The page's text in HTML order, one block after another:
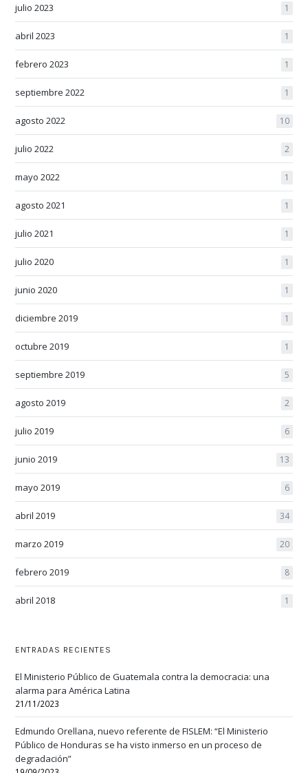
julio 2023 1
abril 2023 1
febrero 2023 1
septiembre 2022 1
agosto 2022 10
julio 2022 2
mayo 2022 1
agosto 2021 1
julio 2021 1
julio 2020 1
junio 2020 1
diciembre 2019 1
octubre 2019 1
septiembre 2019 5
agosto 2019 2
julio 2019 6
junio 2019 13
mayo 2019 6
abril 2019 34
marzo 2019 20
febrero 2019 8
abril 2018 1
ENTRADAS RECIENTES
El Ministerio Público de Guatemala contra la democracia: una
alarma para América Latina
21/11/2023
Edmundo Orellana, nuevo referente de FISLEM: “El Ministerio
Público de Honduras se ha visto inmerso en un proceso de
degradación”